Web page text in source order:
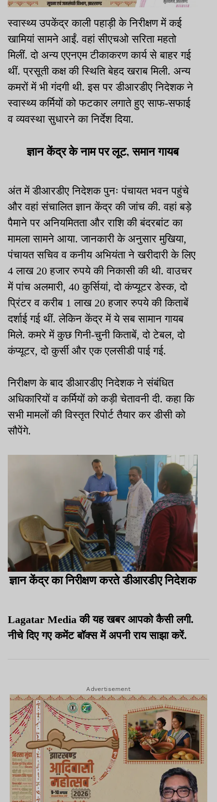
स्वास्थ्य उपकेंद्र काली पहाड़ी के निरीक्षण में कई
खामियां सामने आईं. वहां सीएचओ सरिता महतो
मिलीं. दो अन्य एएनएम टीकाकरण कार्य से बाहर गई
थीं. प्रसूती कक्ष की स्थिति बेहद खराब मिली. अन्य
कमरों में भी गंदगी थी. इस पर डीआरडीए निदेशक ने
स्वास्थ्य कर्मियों को फटकार लगाते हुए साफ-सफाई
व व्यवस्था सुधारने का निर्देश दिया.
ज्ञान केंद्र के नाम पर लूट, समान गायब
अंत में डीआरडीए निदेशक पुनः पंचायत भवन पहुंचे
और वहां संचालित ज्ञान केंद्र की जांच की. वहां बड़े
पैमाने पर अनियमितता और राशि की बंदरबांट का
मामला सामने आया. जानकारी के अनुसार मुखिया,
पंचायत सचिव व कनीय अभियंता ने खरीदारी के लिए
4 लाख 20 हजार रुपये की निकासी की थी. वाउचर
में पांच अलमारी, 40 कुर्सियां, दो कंप्यूटर डेस्क, दो
प्रिंटर व करीब 1 लाख 20 हजार रुपये की किताबें
दर्शाई गई थीं. लेकिन केंद्र में ये सब सामान गायब
मिले. कमरे में कुछ गिनी-चुनी किताबें, दो टेबल, दो
कंप्यूटर, दो कुर्सी और एक एलसीडी पाई गई.
निरीक्षण के बाद डीआरडीए निदेशक ने संबंधित
अधिकारियों व कर्मियों को कड़ी चेतावनी दी. कहा कि
सभी मामलों की विस्तृत रिपोर्ट तैयार कर डीसी को
सौपेंगे.
ज्ञान केंद्र का निरीक्षण करते डीआरडीए निदेशक
Lagatar Media की यह खबर आपको कैसी लगी.
नीचे दिए गए कमेंट बॉक्स में अपनी राय साझा करें.
Advertisement